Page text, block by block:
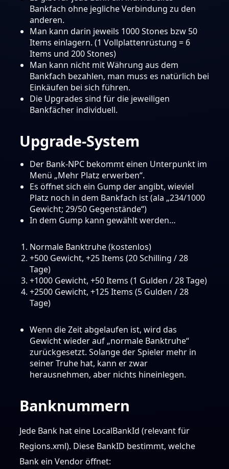
Bankfach ohne jegliche Verbindung zu den
anderen.
Man kann darin jeweils 1000 Stones bzw 50
Items einlagern. (1 Vollplattenrüstung = 6
Items und 200 Stones)
Man kann nicht mit Währung aus dem
Bankfach bezahlen, man muss es natürlich bei
Einkäufen bei sich führen.
Die Upgrades sind für die jeweiligen
Bankfächer individuell.
Upgrade-System
Der Bank-NPC bekommt einen Unterpunkt im
Menü „Mehr Platz erwerben“.
Es öffnet sich ein Gump der angibt, wieviel
Platz noch in dem Bankfach ist (ala „234/1000
Gewicht; 29/50 Gegenstände“)
In dem Gump kann gewählt werden…
Normale Banktruhe (kostenlos)
+500 Gewicht, +25 Items (20 Schilling / 28
Tage)
+1000 Gewicht, +50 Items (1 Gulden / 28 Tage)
+2500 Gewicht, +125 Items (5 Gulden / 28
Tage)
Wenn die Zeit abgelaufen ist, wird das
Gewicht wieder auf „normale Banktruhe“
zurückgesetzt. Solange der Spieler mehr in
seiner Truhe hat, kann er zwar
herausnehmen, aber nichts hineinlegen.
Banknummern
Jede Bank hat eine LocalBankId (relevant für
Regions.xml). Diese BankID bestimmt, welche
Bank ein Vendor öffnet: